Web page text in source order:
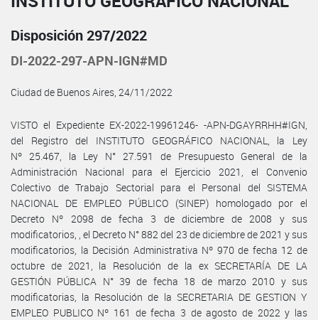
Disposición 297/2022
DI-2022-297-APN-IGN#MD
Ciudad de Buenos Aires, 24/11/2022
VISTO el Expediente EX-2022-19961246- -APN-DGAYRRHH#IGN,
del Registro del INSTITUTO GEOGRÁFICO NACIONAL, la Ley
Nº 25.467, la Ley N° 27.591 de Presupuesto General de la
Administración Nacional para el Ejercicio 2021, el Convenio
Colectivo de Trabajo Sectorial para el Personal del SISTEMA
NACIONAL DE EMPLEO PÚBLICO (SINEP) homologado por el
Decreto Nº 2098 de fecha 3 de diciembre de 2008 y sus
modificatorios, , el Decreto N° 882 del 23 de diciembre de 2021 y sus
modificatorios, la Decisión Administrativa Nº 970 de fecha 12 de
octubre de 2021, la Resolución de la ex SECRETARÍA DE LA
GESTIÓN PÚBLICA N° 39 de fecha 18 de marzo 2010 y sus
modificatorias, la Resolución de la SECRETARIA DE GESTION Y
EMPLEO PUBLICO Nº 161 de fecha 3 de agosto de 2022 y las